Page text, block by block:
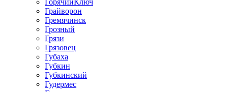
ГорячийКлюч
Грайворон
Гремячинск
Грозный
Грязи
Грязовец
Губаха
Губкин
Губкинский
Гудермес